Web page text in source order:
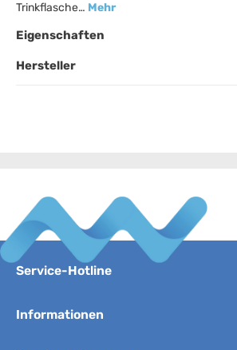
Trinkflasche… Mehr
Eigenschaften
Hersteller
Service-Hotline
Informationen